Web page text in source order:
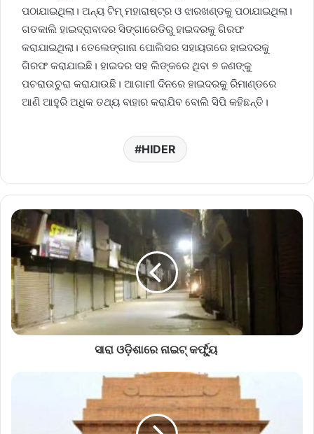
ପଠାଯାଇଥିଲା। ଅନ୍ୟ ଟିମ୍ ମହାରାଷ୍ଟ୍ର ଓ ଝାରଖଣ୍ଡକୁ ପଠାଯାଇଥିଲା।
ଗତକାଲି ହାଇଦ୍ରାବାଦର ସିଙ୍ଗାରେଡିରୁ ହାଇଦରକୁ ଗିରଫ
କରାଯାଇଥିଲା। ତେଲେଙ୍ଗାନା ପୋଲିସର ସହାୟତାରେ ହାଇଦରକୁ
ଗିରଫ କରାଯାଇଛି। ହାଇଦର ସହ ଲିଙ୍କରେ ଥିବା ୭ ଜଣଙ୍କୁ
ପଚରାଉଚୁରା କରାଯାଉଛି। ଆଗାମୀ ଦିନରେ ହାଇଦରକୁ ରିମାଣ୍ଡରେ
ଆଣି ଆହୁରି ଅଧିକ ତଥ୍ୟ ବାହାର କରାଯିବ ବୋଲି ସିପି କହିଛନ୍ତି।
HIDER
ସାରା ଓଡ଼ିଶାରେ ନାଇଟ୍‌ କର୍ଫ୍ୟୁ ‌